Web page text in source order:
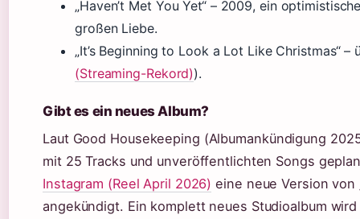
„Haven’t Met You Yet“ – 2009, ein
großen Liebe.
„It’s Beginning to Look a Lot Like Christmas“
(Streaming-Rekord)).
Gibt es ein neues Album?
Laut Good Housekeeping (Albumankündigung
mit 25 Tracks und unveröffentlichten Songs
Instagram (Reel April 2026) eine neue Version von
angekündigt. Ein komplett neues Studioalbum